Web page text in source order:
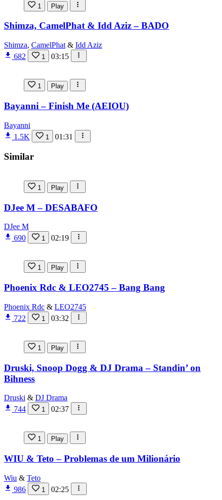
1 Play
Shimza, CamelPhat & Idd Aziz – BADO
Shimza, CamelPhat & Idd Aziz
682
1 03:15
1 Play
Bayanni – Finish Me (AEIOU)
Bayanni
1.5K
1 01:31
Similar
1 Play
DJee M – DESABAFO
DJee M
690
1 02:19
1 Play
Phoenix Rdc & LEO2745 – Bang Bang
Phoenix Rdc & LEO2745
722
1 03:32
1 Play
Druski, Snoop Dogg & DJ Drama – Standin’ on
Bihness
Druski & DJ Drama
744
1 02:37
1 Play
WIU & Teto – Problemas de um Milionário
Wiu & Teto
986
1 02:25